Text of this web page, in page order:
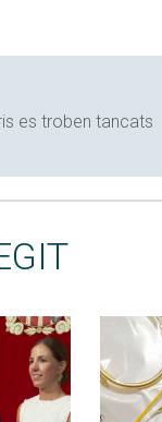
es troben tancats